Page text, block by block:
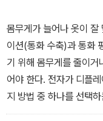
― 6. 화폐 사령관 中
몸무게가 늘어나 옷이 잘
이션(통화 수축)과 통화
기 위해 몸무게를 줄이
어야 한다. 전자가 디플
지 방법 중 하나를 선택
적 결정 사항이 되었다.